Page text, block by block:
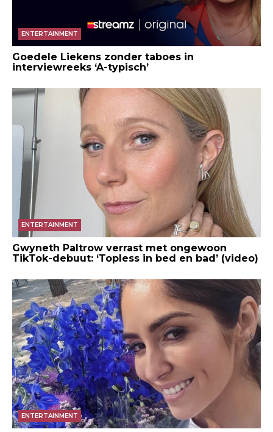
ENTERTAINMENT
Goedele Liekens zonder taboes in
interviewreeks ‘A-typisch’
ENTERTAINMENT
Gwyneth Paltrow verrast met ongewoon
TikTok-debuut: ‘Topless in bed en bad’ (video)
ENTERTAINMENT